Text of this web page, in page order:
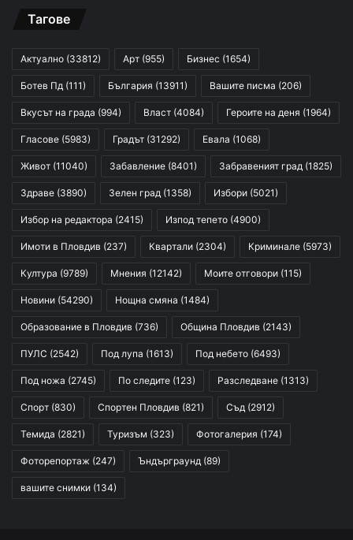
Тагове
Актуално (33812) Арт (955) Бизнес (1654)
Ботев Пд (111) България (13911) Вашите писма (206)
Вкусът на града (994) Власт (4084) Героите на деня (1964)
Гласове (5983) Градът (31292) Евала (1068)
Живот (11040) Забавление (8401) Забравеният град (1825)
Здраве (3890) Зелен град (1358) Избори (5021)
Избор на редактора (2415) Изпод тепето (4900)
Имоти в Пловдив (237) Квартали (2304) Криминале (5973)
Култура (9789) Мнения (12142) Моите отговори (115)
Новини (54290) Нощна смяна (1484)
Образование в Пловдив (736) Община Пловдив (2143)
ПУЛС (2542) Под лупа (1613) Под небето (6493)
Под ножа (2745) По следите (123) Разследване (1313)
Спорт (830) Спортен Пловдив (821) Съд (2912)
Темида (2821) Туризъм (323) Фотогалерия (174)
Фоторепортаж (247) Ъндърграунд (89)
вашите снимки (134)